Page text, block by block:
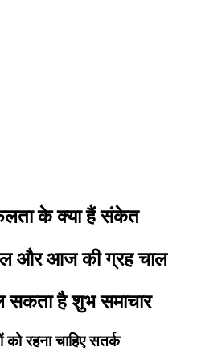
के क्या हैं संकेत
और आज की ग्रह चाल
सकता है शुभ समाचार
रहना चाहिए सतर्क